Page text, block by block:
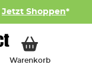
Jetzt Shoppen*
WarenkorbMein